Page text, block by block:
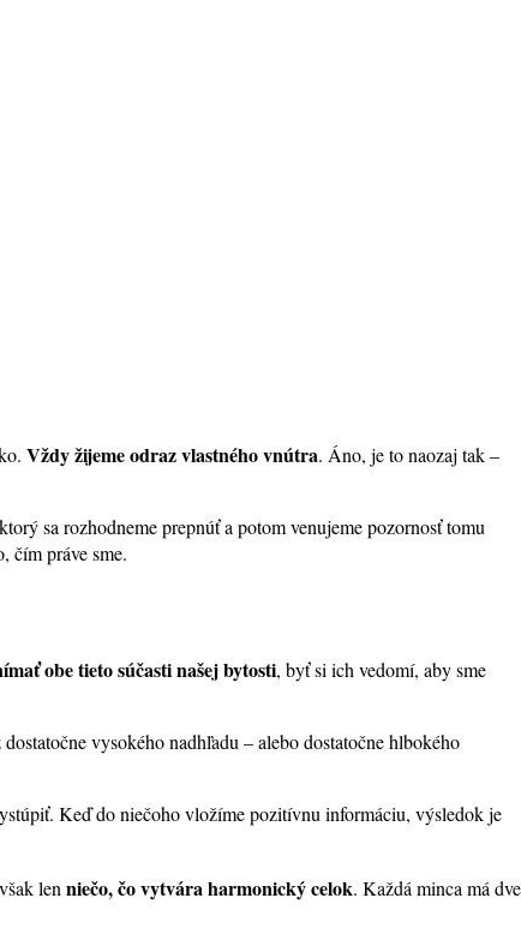
Vždy žijeme odraz vlastného vnútra. Áno, je to naozaj tak –
sa rozhodneme prepnúť a potom venujeme pozornosť tomu
čím práve sme.
obe tieto súčasti našej bytosti, byť si ich vedomí, aby sme
vysokého nadhľadu – alebo dostatočne hlbokého
Keď do niečoho vložíme pozitívnu informáciu, výsledok je
lenniečo, čo vytvára harmonický celok. Každá minca má dve